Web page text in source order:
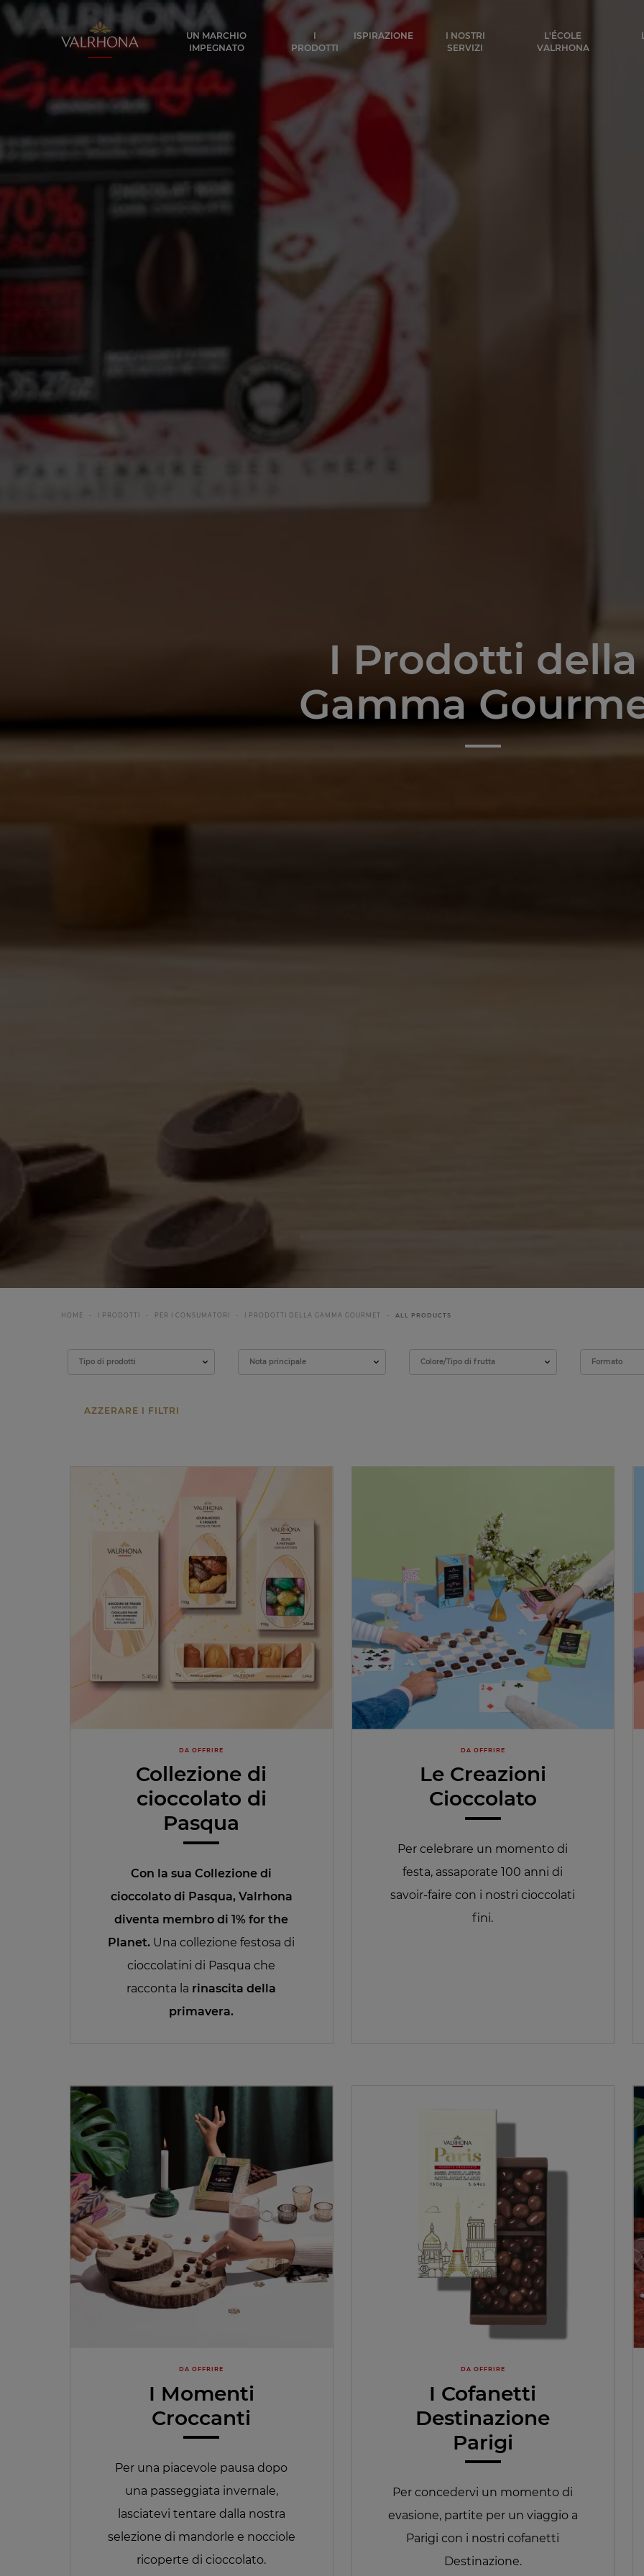
Valrhona - Imaginons le meilleur du chocolat
UN MARCHIO
IMPEGNATO
I
PRODOTTI
ISPIRAZIONE
I NOSTRI
SERVIZI
L'ÉCOLE
VALRHONA
I Prodotti della
Gamma
HOME I PRODOTTI PER I CONSUMATORI I PRODOTTI DELLA GAMMA GOURMET ALL PRODUCTS
Tipo di prodotti Nota principale Colore/Tipo di frutta Formato
Filtrare
DA OFFRIRE
Collezione di
cioccolato di
Pasqua
Con la sua Collezione di
cioccolato di Pasqua, Valrhona
diventa membro di 1% for the
Planet. Una collezione festosa di
cioccolatini di Pasqua che
racconta la rinascita della
primavera.
DA OFFRIRE
Le Creazioni
Cioccolato
Per celebrare un momento di
festa, assaporate 100 anni di
savoir-faire con i nostri cioccolati
fini.
DA OFFRIRE
I Momenti
Croccanti
Per una piacevole pausa dopo
una passeggiata invernale,
lasciatevi tentare dalla nostra
selezione di mandorle e nocciole
ricoperte di cioccolato.​
DA OFFRIRE
I Cofanetti
Destinazione
Parigi
Per concedervi un momento di
evasione, partite per un viaggio a
Parigi con i nostri cofanetti
Destinazione.​